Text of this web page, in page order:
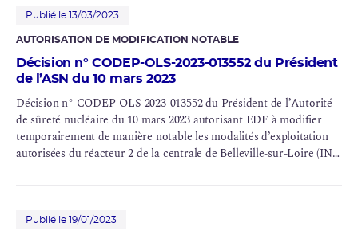
Publié le 13/03/2023
AUTORISATION DE MODIFICATION NOTABLE
Décision n° CODEP-OLS-2023-013552 du Président
de l’ASN du 10 mars 2023
Décision n° CODEP-OLS-2023-013552 du Président de l’Autorité
de sûreté nucléaire du 10 mars 2023 autorisant EDF à modifier
temporairement de manière notable les modalités d’exploitation
autorisées du réacteur 2 de la centrale de Belleville-sur-Loire (INB
Publié le 19/01/2023